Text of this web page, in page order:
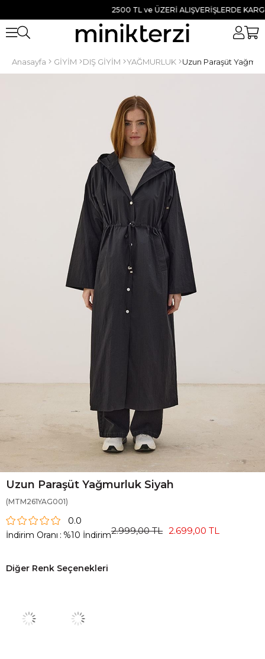
2500 TL ve ÜZERİ ALIŞVERİŞLERDE KARGO
Anasayfa GİYİM DIŞ GİYİM YAĞMURLUK Uzun Paraşüt
Uzun Paraşüt Yağmurluk Siyah
(MTM261YAG001)
0.0
İndirim Oranı : %10 İndirim2.999,00 TL 2.699,00 TL
Diğer Renk Seçenekleri